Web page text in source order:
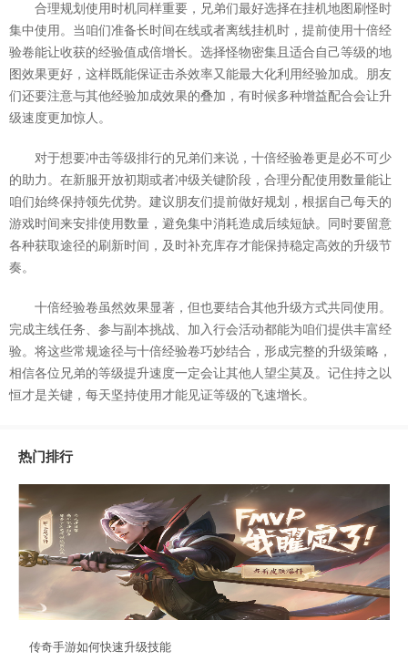
合理规划使用时机同样重要，兄弟们最好选择在挂机地图刷怪时
集中使用。当咱们准备长时间在线或者离线挂机时，提前使用十倍经
验卷能让收获的经验值成倍增长。选择怪物密集且适合自己等级的地
图效果更好，这样既能保证击杀效率又能最大化利用经验加成。朋友
们还要注意与其他经验加成效果的叠加，有时候多种增益配合会让升
级速度更加惊人。
对于想要冲击等级排行的兄弟们来说，十倍经验卷更是必不可少
的助力。在新服开放初期或者冲级关键阶段，合理分配使用数量能让
咱们始终保持领先优势。建议朋友们提前做好规划，根据自己每天的
游戏时间来安排使用数量，避免集中消耗造成后续短缺。同时要留意
各种获取途径的刷新时间，及时补充库存才能保持稳定高效的升级节
奏。
十倍经验卷虽然效果显著，但也要结合其他升级方式共同使用。
完成主线任务、参与副本挑战、加入行会活动都能为咱们提供丰富经
验。将这些常规途径与十倍经验卷巧妙结合，形成完整的升级策略，
相信各位兄弟的等级提升速度一定会让其他人望尘莫及。记住持之以
恒才是关键，每天坚持使用才能见证等级的飞速增长。
热门排行
传奇手游如何快速升级技能